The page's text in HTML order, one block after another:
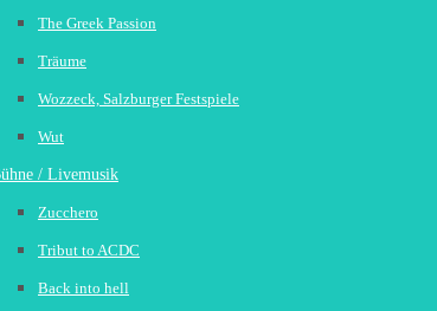
The Greek Passion
Träume
Wozzeck, Salzburger Festspiele
Wut
/ Livemusik
Zucchero
Tribut to ACDC
Back into hell